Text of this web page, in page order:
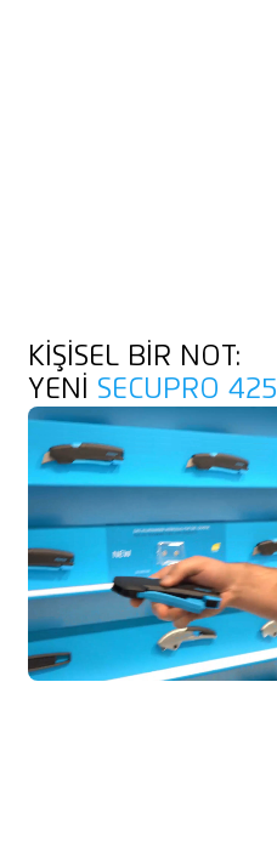
KIŞISEL BIR NOT:
YENI SECUPRO 425